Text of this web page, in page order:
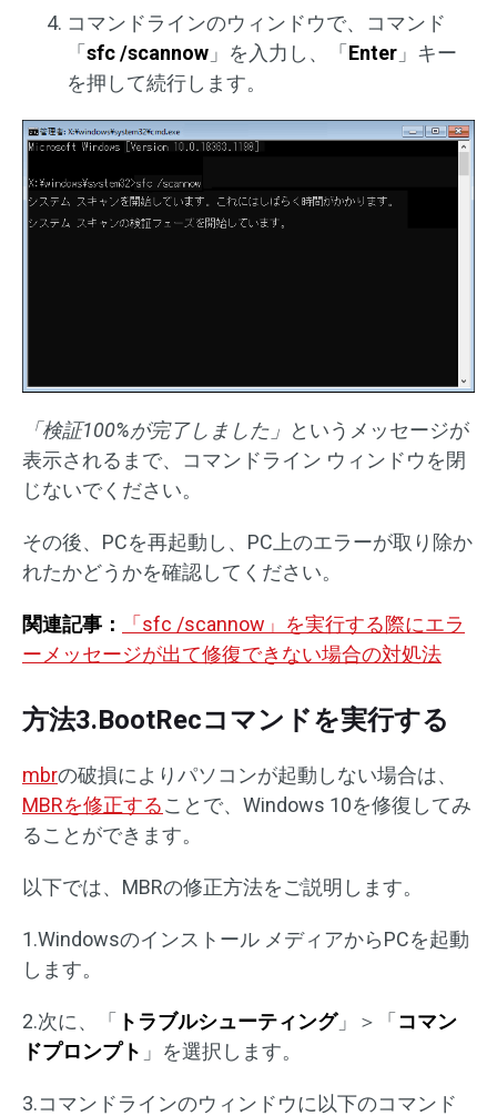
コマンドラインのウィンドウで、コマンド
「 sfc /scannow 」を入力し、「 Enter 」キー
を押して続行します。
「検証100%が完了しました」 というメッセージが
表示されるまで、コマンドライン ウィンドウを閉
じないでください。
その後、PCを再起動し、PC上のエラーが取り除か
れたかどうかを確認してください。
関連記事：
「sfc /scannow」を実行する際にエラ
ーメッセージが出て修復できない場合の対処法
方法3.BootRecコマンドを実行する
mbrの破損によりパソコンが起動しない場合は、
MBRを修正することで、Windows 10を修復してみ
ることができます。
以下では、MBRの修正方法をご説明します。
1.Windowsのインストール メディアからPCを起動
します。
2.次に、「 トラブルシューティング」＞「 コマン
ドプロンプト 」を選択します。
3.コマンドラインのウィンドウに以下のコマンド